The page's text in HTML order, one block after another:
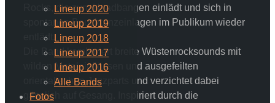
Lineup 2020
Lineup 2019
Lineup 2018
Lineup 2017
Lineup 2016
Alle Bands
Fotos
Rocks, die zum Headbangen einlädt und sich in
spontanen Bauchtanzeinlagen im Publikum wieder
entlädt.
Die Band kombiniert breite Wüstenrocksounds mit
wilden Metaleinflüssen und ausgefeilten
orientalischen Jazzparts und verzichtet dabei
gänzlich auf Gesang. Inspiriert durch die